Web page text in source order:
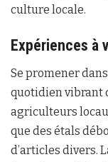
culture locale.
Expériences à
Se promener
quotidien vibrant
agriculteurs
que des étals
d’articles divers.